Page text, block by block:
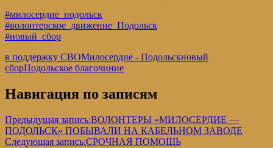
#милосердие_подольск
#волонтерское_движение_Подольск
#новый_сбор
в поддержку СВОМилосердие - Подольскновый
сборПодольское благочиние
Навигация по записям
Предыдущая запись:ВОЛОНТЕРЫ «МИЛОСЕРДИЕ —
ПОДОЛЬСК» ПОБЫВАЛИ НА КАБЕЛЬНОМ ЗАВОДЕ
Следующая запись:СРОЧНАЯ ПОМОЩЬ